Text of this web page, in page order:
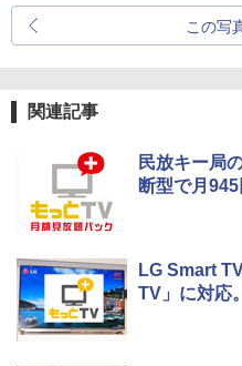
この写
関連記事
民放キー局
断型で月
LG Smart
TV」に対応